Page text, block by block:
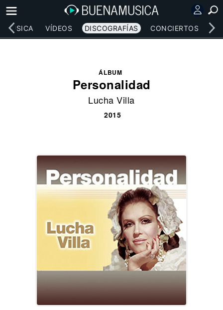
MÚSICA VÍDEOS DISCOGRAFÍAS CONCIERTOS
ÁLBUM
Personalidad
Lucha Villa
2015